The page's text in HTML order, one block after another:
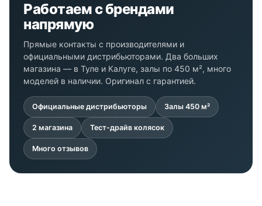
Работаем с брендами
напрямую
Прямые контакты с производителями и
официальными дистрибьюторами. Два больших
магазина — в Туле и Калуге, залы по 450 м², много
моделей в наличии. Оригинал с гарантией.
Официальные дистрибьюторы Залы 450 м²
2 магазина Тест-драйв колясок
Много отзывов